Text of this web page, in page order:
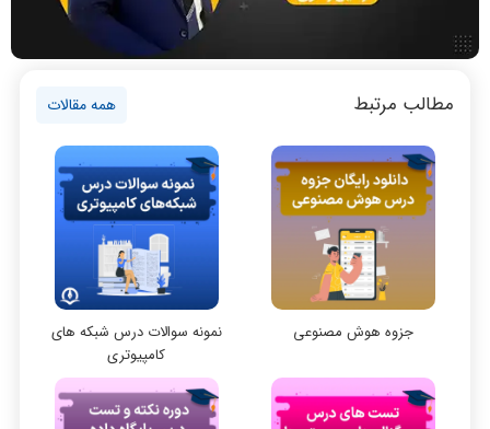
نظر رتبه 13 کنکور ارشد کامپیوتر 1401
نظر رتبه 19: تدریس و فن بیان عالی
است
برنامه نویسی
سی شارپ
علم داده
مقاله نویسی
پایگاه داده
الکترونیک دیجیتال
سیستم عامل
نظریه زبانها
مطالب مرتبط همه مقالات
جزوه هوش مصنوعی
نمونه سوالات درس شبکه های
کامپیوتری